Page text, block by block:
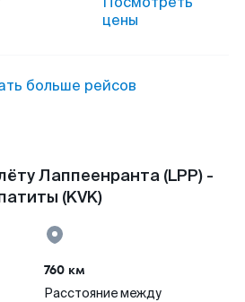
цены
больше рейсов
Лаппеенранта (LPP) -
(KVK)
760 км
Расстояние между